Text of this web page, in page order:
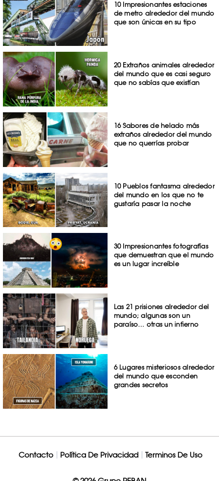
10 Impresionantes estaciones
de metro alrededor del mundo
que son únicas en su tipo
20 Extraños animales alrededor
del mundo que es casi seguro
que no sabías que existían
16 Sabores de helado más
extraños alrededor del mundo
que no querrías probar
10 Pueblos fantasma alrededor
del mundo en los que no te
gustaría pasar la noche
30 Impresionantes fotografías
que demuestran que el mundo
es un lugar increíble
Las 21 prisiones alrededor del
mundo; algunas son un
paraíso… otras un infierno
6 Lugares misteriosos alrededor
del mundo que esconden
grandes secretos
Contacto Política De Privacidad Terminos De Uso